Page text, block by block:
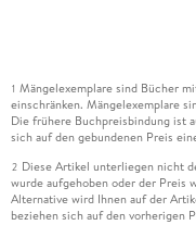
1 Mängelexemplare sind Bücher
einschränken. Mängelexemplare
Die frühere Buchpreisbindung ist
sich auf den gebundenen Preis
2 Diese Artikel unterliegen nicht
wurde aufgehoben oder der Preis
Alternative wird Ihnen auf der
beziehen sich auf den vorherigen